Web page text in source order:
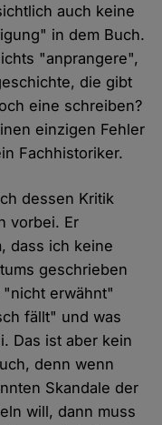
auch keine
in dem Buch.
"anprangere",
die gibt
eine schreiben?
einzigen Fehler
Fachhistoriker.
dessen Kritik
vorbei. Er
dass ich keine
geschrieben
erwähnt"
fällt" und was
Das ist aber kein
denn wenn
Skandale der
will, dann muss